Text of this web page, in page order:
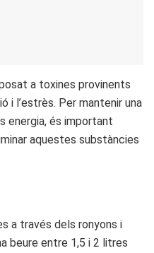
a toxines provinents
i l’estrès. Per mantenir una
energia, és important
aquestes substàncies
a través dels ronyons i
beure entre 1,5 i 2 litres